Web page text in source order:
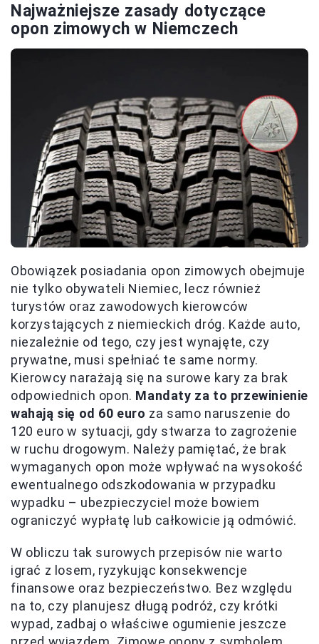
Najważniejsze zasady dotyczące
opon zimowych w Niemczech
Obowiązek posiadania opon zimowych obejmuje
nie tylko obywateli Niemiec, lecz również
turystów oraz zawodowych kierowców
korzystających z niemieckich dróg. Każde auto,
niezależnie od tego, czy jest wynajęte, czy
prywatne, musi spełniać te same normy.
Kierowcy narażają się na surowe kary za brak
odpowiednich opon. Mandaty za to przewinienie
wahają się od 60 euro za samo naruszenie do
120 euro w sytuacji, gdy stwarza to zagrożenie
w ruchu drogowym. Należy pamiętać, że brak
wymaganych opon może wpływać na wysokość
ewentualnego odszkodowania w przypadku
wypadku – ubezpieczyciel może bowiem
ograniczyć wypłatę lub całkowicie ją odmówić.
W obliczu tak surowych przepisów nie warto
igrać z losem, ryzykując konsekwencje
finansowe oraz bezpieczeństwo. Bez względu
na to, czy planujesz długą podróż, czy krótki
wypad, zadbaj o właściwe ogumienie jeszcze